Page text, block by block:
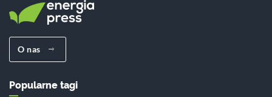
O nas
Popularne tagi